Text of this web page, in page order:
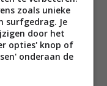
12 - 15 minuten
met de deksel
mee en
zoals unieke
surfgedrag. Je
door het
opties' knop of
onderaan de